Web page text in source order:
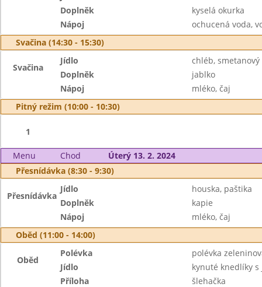
Doplněk
kyselá okurka
Nápoj
ochucená voda,
Svačina (14:30 - 15:30)
Svačina
Jídlo
chléb,
Doplněk
jablko
Nápoj
mléko, čaj
Pitný režim (10:00 - 10:30)
1
Menu Chod
Úterý 13. 2. 2024
Přesnídávka (8:30 - 9:30)
Přesnídávka
Jídlo
houska, paštika
Doplněk
kapie
Nápoj
mléko, čaj
Oběd (11:00 - 14:00)
Oběd
Polévka
polévka
Jídlo
kynuté knedlíky
Příloha
šlehačka